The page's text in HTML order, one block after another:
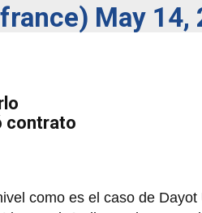
May 14,
contrato
como es el caso de Dayot